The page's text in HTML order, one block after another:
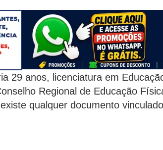
29 anos, licenciatura em
Regional de Educação
qualquer documento